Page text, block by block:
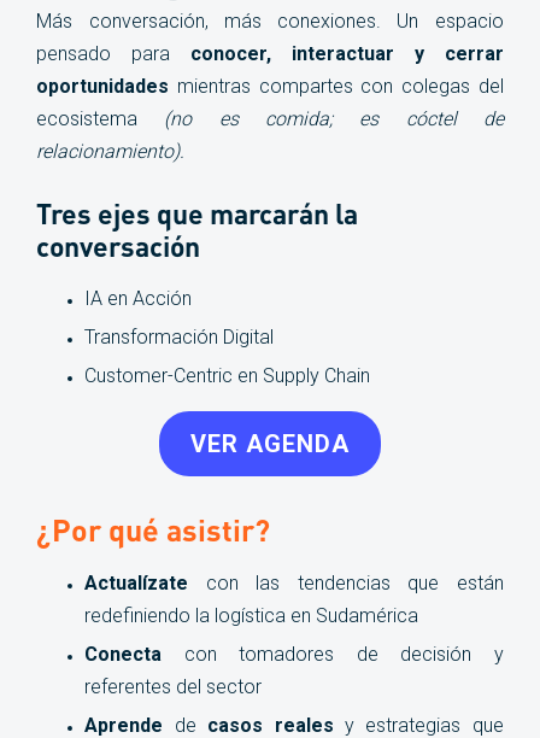
Más conversación, más conexiones. Un espacio
pensado para conocer, interactuar y cerrar
oportunidades mientras compartes con colegas del
ecosistema (no es comida; es cóctel de
relacionamiento).
Tres ejes que marcarán la
conversación
IA en Acción
Transformación Digital
Customer-Centric en Supply Chain
VER AGENDA
¿Por qué asistir?
Actualízate con las tendencias que están
redefiniendo la logística en Sudamérica
Conecta con tomadores de decisión y
referentes del sector
Aprende de casos reales y estrategias que